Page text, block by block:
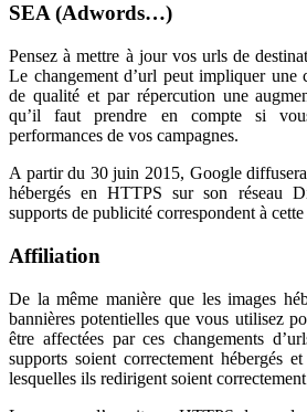
SEA (Adwords…)
Pensez à mettre à jour vos urls de
Le changement d’url peut impliquer une
de qualité et par répercution une
qu’il faut prendre en compte si
performances de vos campagnes.
A partir du 30 juin 2015, Google
hébergés en HTTPS sur son réseau
supports de publicité correspondent à
Affiliation
De la même manière que les images
bannières potentielles que vous utilisez
être affectées par ces changements
supports soient correctement hébergés
lesquelles ils redirigent soient